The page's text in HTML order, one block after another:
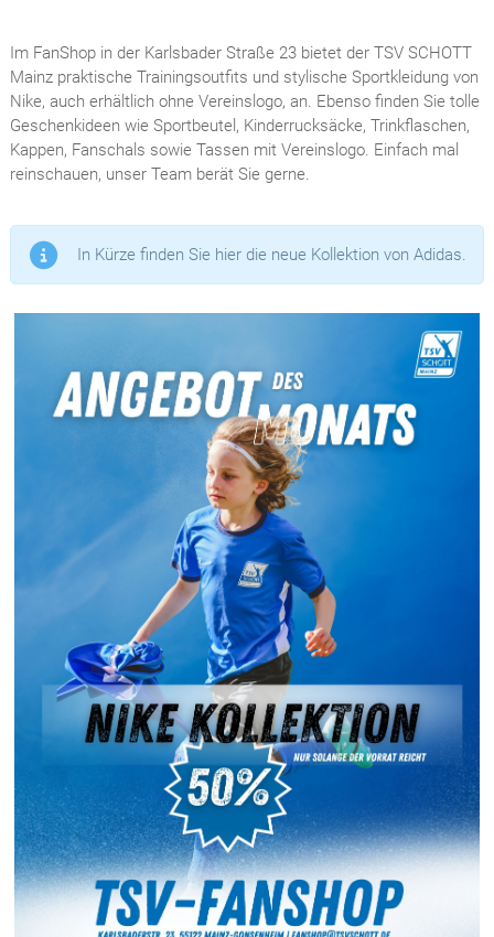
Im FanShop in der Karlsbader Straße 23 bietet der TSV SCHOTT
Mainz praktische Trainingsoutfits und stylische Sportkleidung von
Nike, auch erhältlich ohne Vereinslogo, an. Ebenso finden Sie tolle
Geschenkideen wie Sportbeutel, Kinderrucksäcke, Trinkflaschen,
Kappen, Fanschals sowie Tassen mit Vereinslogo. Einfach mal
reinschauen, unser Team berät Sie gerne.
In Kürze finden Sie hier die neue Kollektion von Adidas.